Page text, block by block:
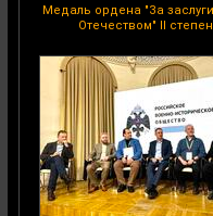
Медаль ордена "За
Отечеством" II